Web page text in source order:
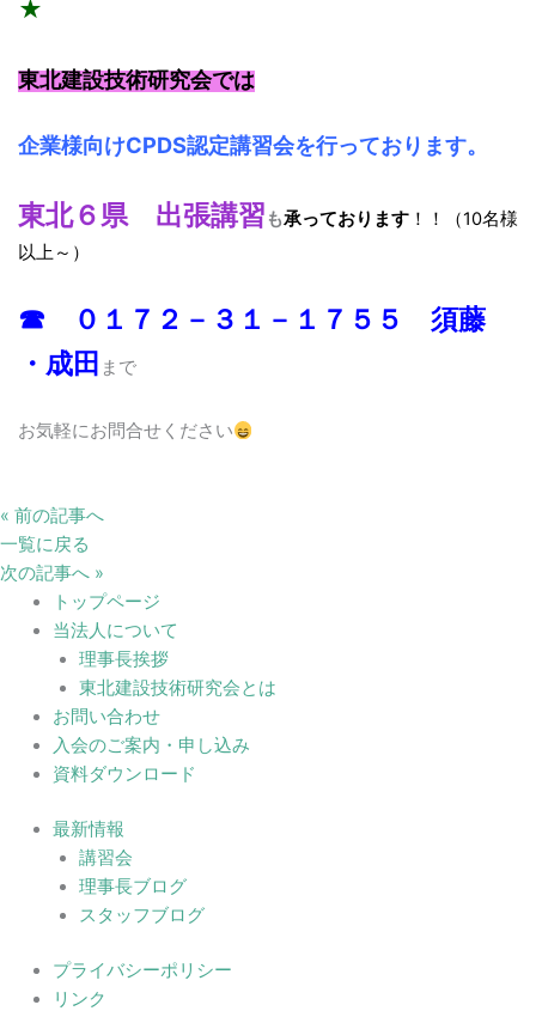
★
東北建設技術研究会では
企業様向けCPDS認定講習会を行っております。
東北６県 出張講習 も承っております！！（10名様
以上～）
☎ ０１７２－３１－１７５５ 須藤
・成田 まで
お気軽にお問合せください
« 前の記事へ
一覧に戻る
次の記事へ »
トップページ
当法人について
理事長挨拶
東北建設技術研究会とは
お問い合わせ
入会のご案内・申し込み
資料ダウンロード
最新情報
講習会
理事長ブログ
スタッフブログ
プライバシーポリシー
リンク